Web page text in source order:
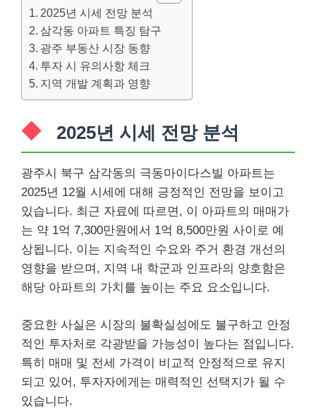
2025년 시세 전망 분석
삼각동 아파트 특징 탐구
광주 부동산 시장 동향
투자 시 유의사항 체크
지역 개발 계획과 영향
2025년 시세 전망 분석
광주시 북구 삼각동의 극동마이다스빌 아파트는
2025년 12월 시세에 대해 긍정적인 전망을 보이고
있습니다. 최근 자료에 따르면, 이 아파트의 매매가
는 약 1억 7,300만원에서 1억 8,500만원 사이로 예
상됩니다. 이는 지속적인 수요와 주거 환경 개선의
영향을 받으며, 지역 내 학군과 인프라의 양호함은
해당 아파트의 가치를 높이는 주요 요소입니다.
중요한 사실은 시장의 불확실성에도 불구하고 안정
적인 투자처로 각광받을 가능성이 높다는 점입니다.
특히 매매 및 전세 가격이 비교적 안정적으로 유지
되고 있어, 투자자에게는 매력적인 선택지가 될 수
있습니다.